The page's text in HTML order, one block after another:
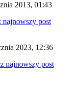
2013, 01:43
2023, 12:36